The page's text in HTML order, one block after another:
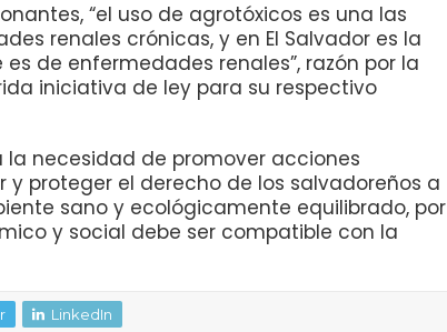
“el uso de agrotóxicos es una las
renales crónicas, y en El Salvador es la
de enfermedades renales”, razón por la
iniciativa de ley para su respectivo
la necesidad de promover acciones
proteger el derecho de los salvadoreños a
sano y ecológicamente equilibrado, por
y social debe ser compatible con la
LinkedIn